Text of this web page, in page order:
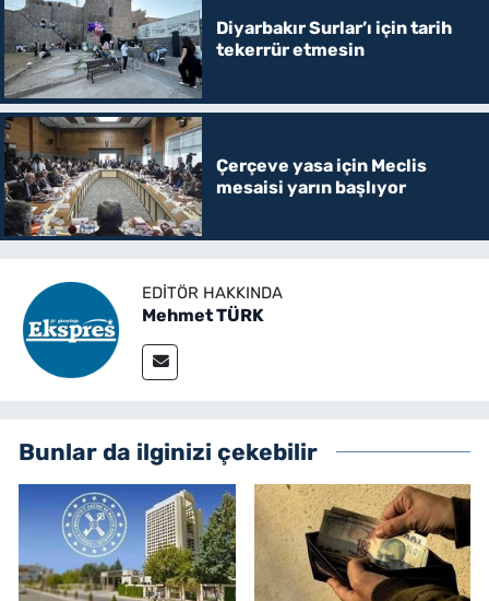
Diyarbakır Surlar’ı için tarih
tekerrür etmesin
Çerçeve yasa için Meclis
mesaisi yarın başlıyor
EDITÖR HAKKINDA
Mehmet TÜRK
Bunlar da ilginizi çekebilir